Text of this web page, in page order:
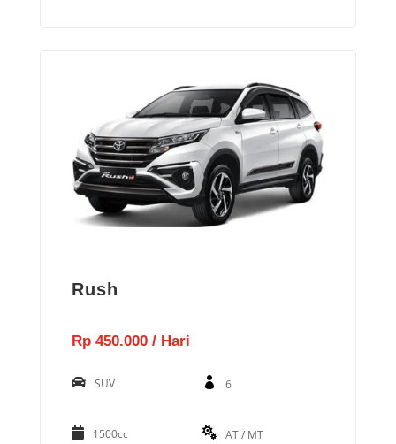
Rush
Rp 450.000 / Hari
SUV 6
1500cc AT / MT